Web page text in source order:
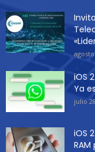
iOS
Ya
julio
iOS
RAM